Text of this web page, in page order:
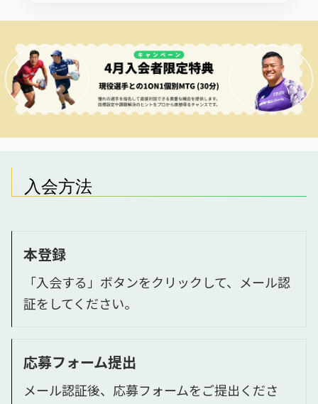
入会方法
本登録
「入会する」ボタンをクリックして、メール認
証をしてください。
応募フォーム提出
メール認証後、応募フォームをご提出くださ